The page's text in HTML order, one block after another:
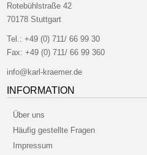
Rotebühlstraße 42
70178 Stuttgart
Tel.:+49 (0) 711/ 66 99 30
Fax: +49 (0) 711/ 66 99 360
info@karl-kraemer.de
INFORMATION
Über uns
Häufig gestellte Fragen
Impressum